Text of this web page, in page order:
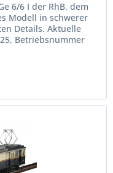
6/6 I der RhB, dem
Modell in schwerer
Details. Aktuelle
Betriebsnummer